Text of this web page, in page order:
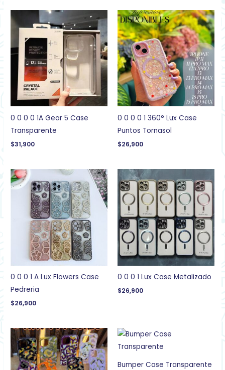
0 0 0 0 1A Gear 5 Case
Transparente
$31,900
0 0 0 0 1 360° Lux Case
Puntos Tornasol
$26,900
0 0 0 1 A Lux Flowers Case
Pedreria
$26,900
0 0 0 1 Lux Case Metalizado
$26,900
Bumper Case Transparente